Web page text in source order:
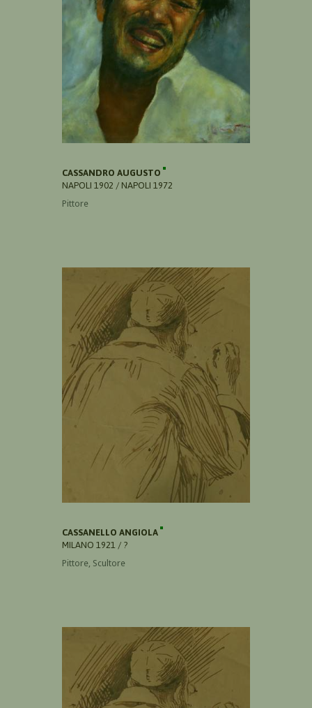
CASSANDRO AUGUSTO
NAPOLI 1902 / NAPOLI 1972
Pittore
CASSANELLO ANGIOLA
MILANO 1921 / ?
Pittore, Scultore